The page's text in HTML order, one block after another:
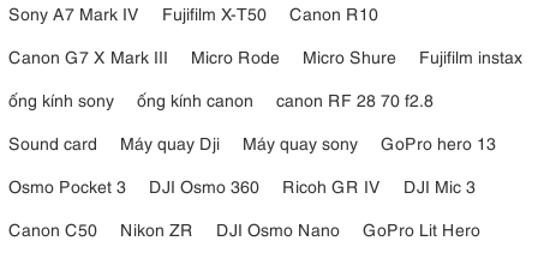
Sony A7 Mark IV
Fujifilm X-T50
Canon R10
Canon G7 X Mark III
Micro Rode Micro Shure
Fujifilm instax
ống kính sony
ống kính canon
canon RF 28 70 f2.8
Sound card
Máy quay Dji Máy quay sony
GoPro hero 13
Osmo Pocket 3
DJI Osmo 360 Ricoh GR IV
DJI Mic 3
Canon C50
Nikon ZR DJI Osmo Nano
GoPro Lit Hero